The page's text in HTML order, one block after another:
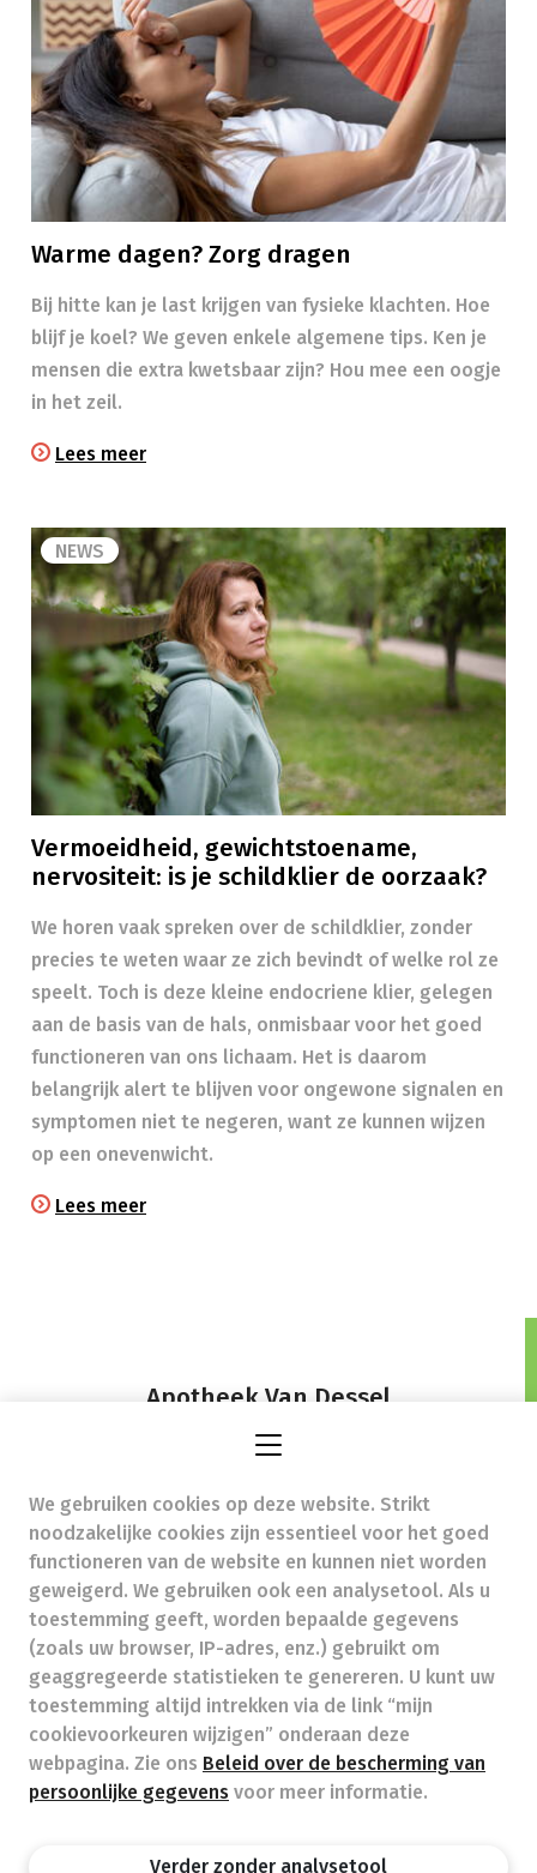
Warme dagen? Zorg dragen
Bij hitte kan je last krijgen van fysieke klachten. Hoe
blijf je koel? We geven enkele algemene tips. Ken je
mensen die extra kwetsbaar zijn? Hou mee een oogje
in het zeil.​
Lees meer
NEWS
Vermoeidheid, gewichtstoename,
nervositeit: is je schildklier de oorzaak?
We horen vaak spreken over de schildklier, zonder
precies te weten waar ze zich bevindt of welke rol ze
speelt. Toch is deze kleine endocriene klier, gelegen
aan de basis van de hals, onmisbaar voor het goed
functioneren van ons lichaam. Het is daarom
belangrijk alert te blijven voor ongewone signalen en
symptomen niet te negeren, want ze kunnen wijzen
op een onevenwicht.
Lees meer
Apotheek Van Dessel
Brusselbaan 90,
apotheek.vandessel@skynet.be -
Ondernemingsnummer (BTW nr.) (BE)0776365432
Beroepstitel: Apotheker werkzaam in België
Beroepsvereniging: Algemene Pharmaceutische
Bond autorisatienummer FAGG 233102
Valt onder toezicht van de Orde der Apothekers,
02/537.42.67, Henri Jasparlaan 94 1060 Brussel
Deontologie:
Code van de farmaceutische plichtenleer
Tarieven terugbetaalde zorg
We gebruiken cookies op deze website. Strikt
noodzakelijke cookies zijn essentieel voor het goed
functioneren van de website en kunnen niet worden
geweigerd. We gebruiken ook een analysetool. Als u
toestemming geeft, worden bepaalde gegevens
(zoals uw browser, IP-adres, enz.) gebruikt om
geaggregeerde statistieken te genereren. U kunt uw
toestemming altijd intrekken via de link “mijn
cookievoorkeuren wijzigen” onderaan deze
webpagina. Zie ons Beleid over de bescherming van
persoonlijke gegevens voor meer informatie.
Verder zonder analysetool